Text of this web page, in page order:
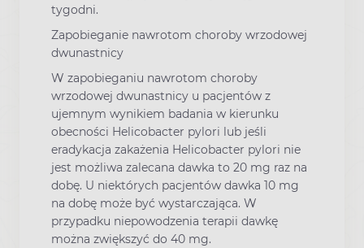
tygodni.
Zapobieganie nawrotom choroby wrzodowej
dwunastnicy
W zapobieganiu nawrotom choroby
wrzodowej dwunastnicy u pacjentów z
ujemnym wynikiem badania w kierunku
obecności Helicobacter pylori lub jeśli
eradykacja zakażenia Helicobacter pylori nie
jest możliwa zalecana dawka to 20 mg raz na
dobę. U niektórych pacjentów dawka 10 mg
na dobę może być wystarczająca. W
przypadku niepowodzenia terapii dawkę
można zwiększyć do 40 mg.